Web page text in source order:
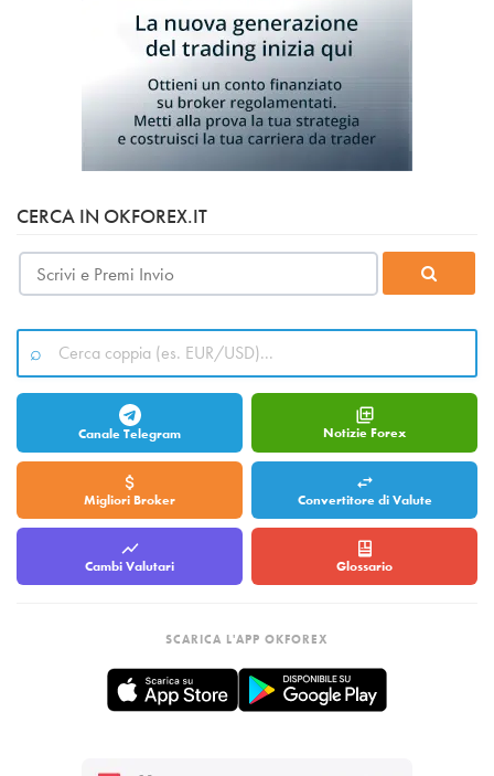
CERCA IN OKFOREX.IT
Canale Telegram Notizie Forex
Migliori Broker Convertitore di Valute
Cambi Valutari Glossario
SCARICA L'APP OKFOREX